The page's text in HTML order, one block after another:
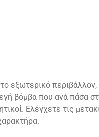
εξωτερικό περιβάλλον,
βόμβα που ανά πάσα
Ελέγχετε τις